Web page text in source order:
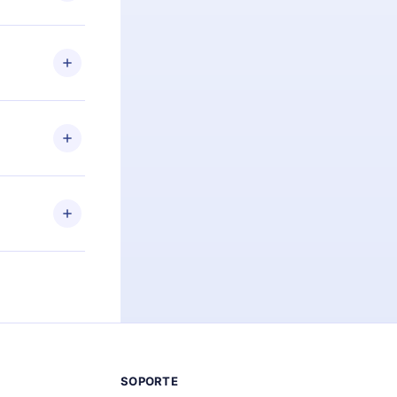
Por
el
de
más de
leer o
iOS,
momento
SOPORTE